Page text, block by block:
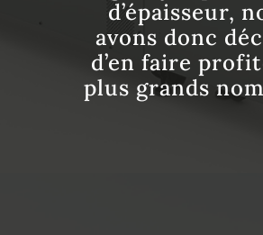
d’épaisseur,
avons donc
d’en faire
plus grands